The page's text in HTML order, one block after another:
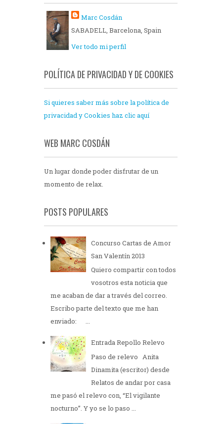
Marc Cosdán
SABADELL, Barcelona, Spain
Ver todo mi perfil
POLÍTICA DE PRIVACIDAD Y DE COOKIES
Si quieres saber más sobre la política de
privacidad y Cookies haz clic aquí
WEB MARC COSDÁN
Un lugar donde poder disfrutar de un
momento de relax.
POSTS POPULARES
Concurso Cartas de Amor
San Valentín 2013
Quiero compartir con todos
vosotros esta noticia que
me acaban de dar a través del correo.
Escribo parte del texto que me han
enviado: ...
Entrada Repollo Relevo
Paso de relevo Anita
Dinamita (escritor) desde
Relatos de andar por casa
me pasó el relevo con, “El vigilante
nocturno”. Y yo se lo paso ...